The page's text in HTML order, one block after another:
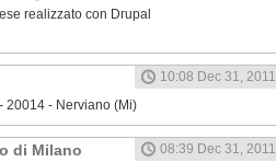
realizzato con Drupal
10:08 Dec 31, 2011
20014 - Nerviano (Mi)
di Milano 08:39 Dec 31, 2011